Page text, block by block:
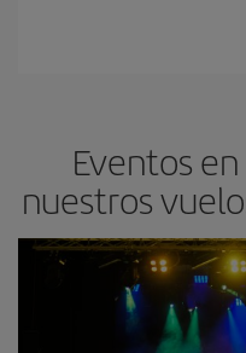
Eventos
nuestros